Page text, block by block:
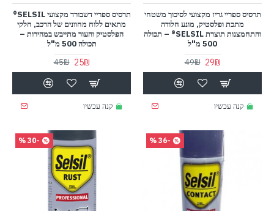
תרסיס ספריי גריז מקצועי לסיכוך משטחי
מתכת ופלסטיק, מונע חלודה
והתחמצנות תוצרת SELSIL® – תכולה
500 מ"ל
29₪
49₪
קנה עכשיו
תרסיס ספריי דשבורד מקצועי SELSIL®
מתאים ללוח מחוונים של הרכב, חלקי
הפלסטיק והעור מתייבש במהירות –
תכולה 500 מ"ל
25₪
45₪
קנה עכשיו
-36 %
-30 %